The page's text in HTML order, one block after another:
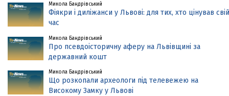
Микола Бандрівський
Фіякри і диліжанси у Львові: для тих, хто цінував свій
час
Микола Бандрівський
Про псевдоісторичну аферу на Львівщині за
державний кошт
Микола Бандрівський
Що розкопали археологи під телевежею на
Високому Замку у Львові